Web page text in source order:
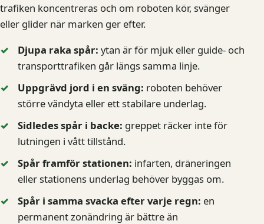
trafiken koncentreras och om roboten kör, svänger
eller glider när marken ger efter.
Djupa raka spår: ytan är för mjuk eller guide- och
transporttrafiken går längs samma linje.
Uppgrävd jord i en sväng: roboten behöver
större vändyta eller ett stabilare underlag.
Sidledes spår i backe: greppet räcker inte för
lutningen i vått tillstånd.
Spår framför stationen: infarten, dräneringen
eller stationens underlag behöver byggas om.
Spår i samma svacka efter varje regn: en
permanent zonändring är bättre än